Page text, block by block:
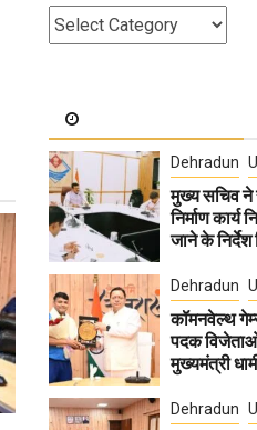
Categories
Dehradun
मुख्य सचिव ने
निर्माण कार्य
जाने के निर्देश
Dehradun
कॉमनवेल्थ
पदक
मुख्यमंत्री
Dehradun